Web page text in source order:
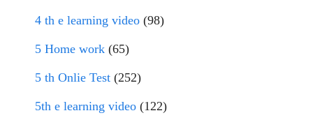
4 th e learning video (98)
5 Home work (65)
5 th Onlie Test (252)
5th e learning video (122)